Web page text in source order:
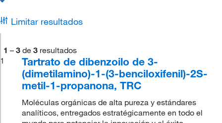
Limitar resultados
1 – 3 de 3 resultados
1
Tartrato de dibenzoilo de 3-
(dimetilamino)-1-(3-benciloxifenil)-2S-
metil-1-propanona, TRC
Moléculas orgánicas de alta pureza y estándares
analíticos, entregados estratégicamente en todo el